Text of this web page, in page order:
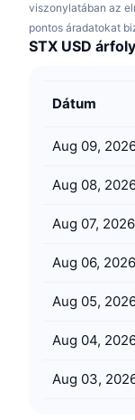
Technológia
Származékos
Kampányok
Tanulj &
Naptár
ICO Naptár
viszonylatában az
pontos áradatokat
STX USD
Dátum
Aug 09,
Aug 08,
Aug 07, 2026
Aug 06, 2026
Aug 05,
Aug 04,
Aug 03,